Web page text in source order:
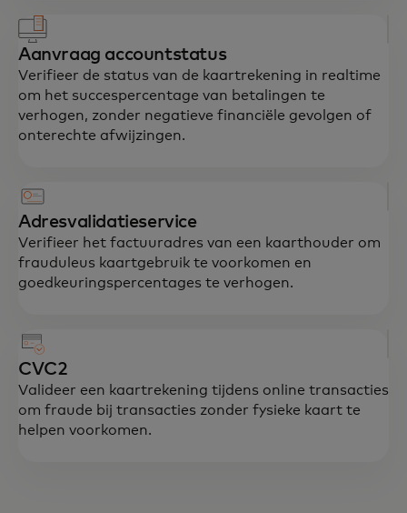
Aanvraag accountstatus
Verifieer de status van de kaartrekening in realtime
om het succespercentage van betalingen te
verhogen, zonder negatieve financiële gevolgen of
onterechte afwijzingen.
Adresvalidatieservice
Verifieer het factuuradres van een kaarthouder om
frauduleus kaartgebruik te voorkomen en
goedkeuringspercentages te verhogen.
CVC2
Valideer een kaartrekening tijdens online transacties
om fraude bij transacties zonder fysieke kaart te
helpen voorkomen.